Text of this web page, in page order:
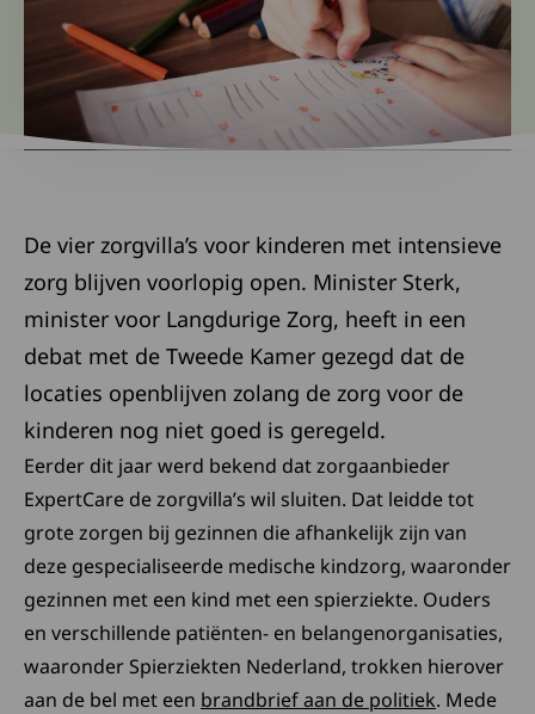
De vier zorgvilla’s voor kinderen met intensieve
zorg blijven voorlopig open. Minister Sterk,
minister voor Langdurige Zorg, heeft in een
debat met de Tweede Kamer gezegd dat de
locaties openblijven zolang de zorg voor de
kinderen nog niet goed is geregeld.
Eerder dit jaar werd bekend dat zorgaanbieder
ExpertCare de zorgvilla’s wil sluiten. Dat leidde tot
grote zorgen bij gezinnen die afhankelijk zijn van
deze gespecialiseerde medische kindzorg, waaronder
gezinnen met een kind met een spierziekte. Ouders
en verschillende patiënten- en belangenorganisaties,
waaronder Spierziekten Nederland, trokken hierover
aan de bel met een brandbrief aan de politiek. Mede